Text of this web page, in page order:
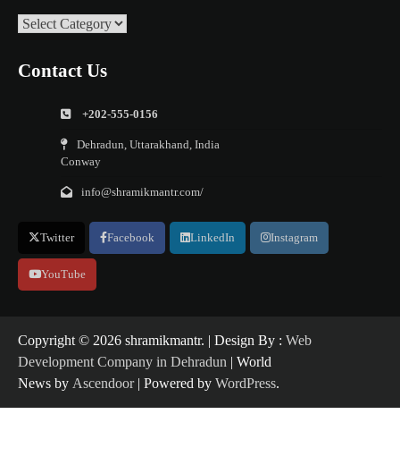
Categories
Contact Us
+202-555-0156
Dehradun, Uttarakhand, India
Conway
info@shramikmantr.com/
Twitter Facebook LinkedIn Instagram
YouTube
Copyright ©️ 2026 shramikmantr. | Design By : Web
Development Company in Dehradun | World
News by Ascendoor| Powered by WordPress.